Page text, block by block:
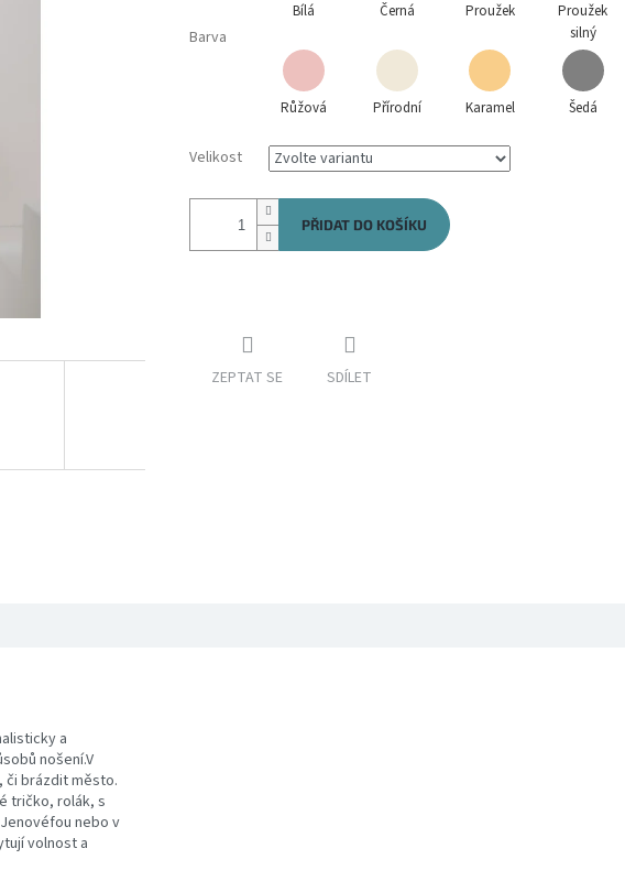
Barva
Bílá Černá Proužek
Proužek
silný
Růžová Přírodní Karamel Šedá
Velikost
PŘIDAT DO KOŠÍKU
ZEPTAT SE SDÍLET
a
nošení.V
či brázdit město.
tričko, rolák, s
nebo v
volnost a